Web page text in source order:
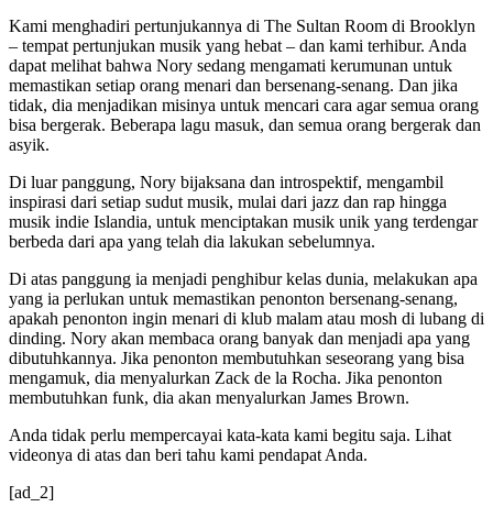
Kami menghadiri pertunjukannya di The Sultan Room di Brooklyn
– tempat pertunjukan musik yang hebat – dan kami terhibur. Anda
dapat melihat bahwa Nory sedang mengamati kerumunan untuk
memastikan setiap orang menari dan bersenang-senang. Dan jika
tidak, dia menjadikan misinya untuk mencari cara agar semua orang
bisa bergerak. Beberapa lagu masuk, dan semua orang bergerak dan
asyik.
Di luar panggung, Nory bijaksana dan introspektif, mengambil
inspirasi dari setiap sudut musik, mulai dari jazz dan rap hingga
musik indie Islandia, untuk menciptakan musik unik yang terdengar
berbeda dari apa yang telah dia lakukan sebelumnya.
Di atas panggung ia menjadi penghibur kelas dunia, melakukan apa
yang ia perlukan untuk memastikan penonton bersenang-senang,
apakah penonton ingin menari di klub malam atau mosh di lubang di
dinding. Nory akan membaca orang banyak dan menjadi apa yang
dibutuhkannya. Jika penonton membutuhkan seseorang yang bisa
mengamuk, dia menyalurkan Zack de la Rocha. Jika penonton
membutuhkan funk, dia akan menyalurkan James Brown.
Anda tidak perlu mempercayai kata-kata kami begitu saja. Lihat
videonya di atas dan beri tahu kami pendapat Anda.
[ad_2]